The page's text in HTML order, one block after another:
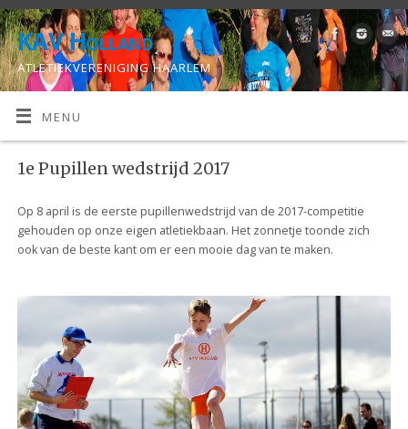
KAV Holland
ATLETIEKVERENIGING HAARLEM
MENU
1e Pupillen wedstrijd 2017
Op 8 april is de eerste pupillenwedstrijd van de 2017-competitie
gehouden op onze eigen atletiekbaan. Het zonnetje toonde zich
ook van de beste kant om er een mooie dag van te maken.